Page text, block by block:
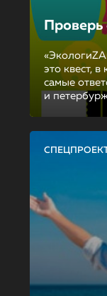
Проверь
это квест,
самые
и